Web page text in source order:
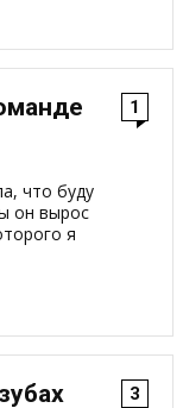
1
что буду
он вырос
я
3